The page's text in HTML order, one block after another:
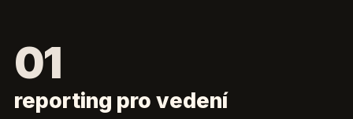
reporting pro vedení